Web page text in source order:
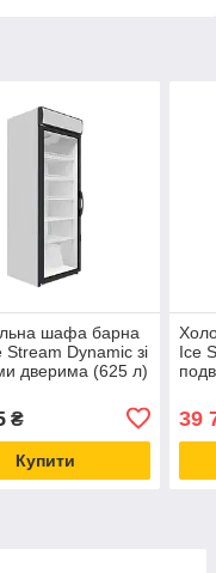
шафа барна
Stream Dynamic зі
дверима (625 л)
₴
Купити
Ice
39